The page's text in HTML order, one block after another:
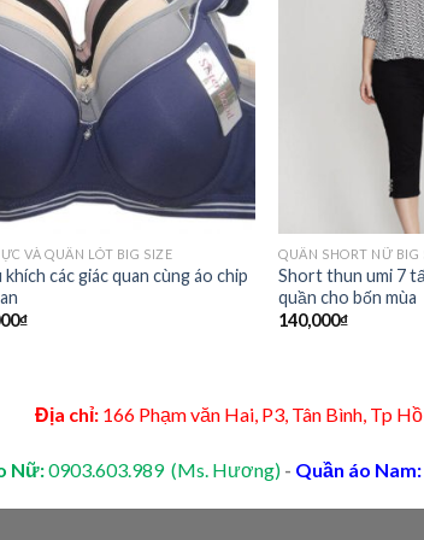
Add to
Wishlist
VÀ QUẦN LÓT BIG SIZE
khích các giác quan cùng áo chip
₫
QUẦN SHORT NỮ BIG
Short thun umi 7
quần cho bốn mùa
140,000₫
Địa chỉ: 166 Phạm văn Hai, P3, Tân Bình, Tp
Nữ:0903.603.989 (Ms. Hương) - Quần áo Nam: